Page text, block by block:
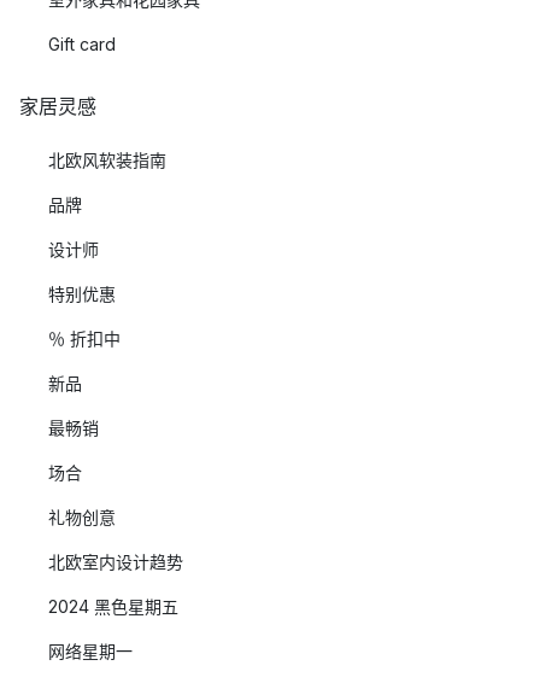
Gift card
家居灵感
北欧风软装指南
品牌
设计师
特别优惠
％ 折扣中
新品
最畅销
场合
礼物创意
北欧室内设计趋势
2024 黑色星期五
网络星期一